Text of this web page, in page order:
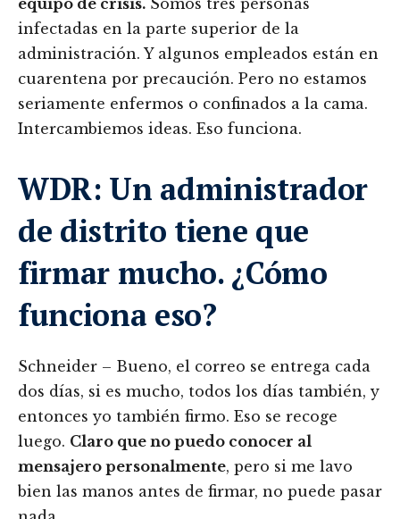
equipo de crisis. Somos tres personas
infectadas en la parte superior de la
administración. Y algunos empleados están en
cuarentena por precaución. Pero no estamos
seriamente enfermos o confinados a la cama.
Intercambiemos ideas. Eso funciona.
WDR: Un administrador
de distrito tiene que
firmar mucho. ¿Cómo
funciona eso?
Schneider – Bueno, el correo se entrega cada
dos días, si es mucho, todos los días también, y
entonces yo también firmo. Eso se recoge
luego. Claro que no puedo conocer al
mensajero personalmente, pero si me lavo
bien las manos antes de firmar, no puede pasar